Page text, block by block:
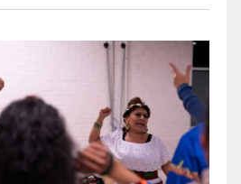
搜
索
和
视
图
导
航
视
图
导
航